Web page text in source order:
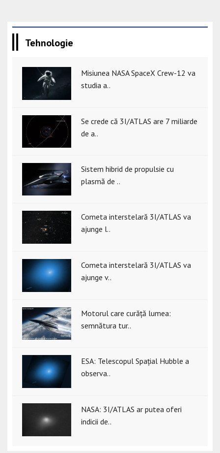
Tehnologie
Misiunea NASA SpaceX Crew-12 va
studia a..
Se crede că 3I/ATLAS are 7 miliarde
de a..
Sistem hibrid de propulsie cu
plasmă de ..
Cometa interstelară 3I/ATLAS va
ajunge l..
Cometa interstelară 3I/ATLAS va
ajunge v..
Motorul care curăță lumea:
semnătura tur..
ESA: Telescopul Spațial Hubble a
observa..
NASA: 3I/ATLAS ar putea oferi
indicii de..